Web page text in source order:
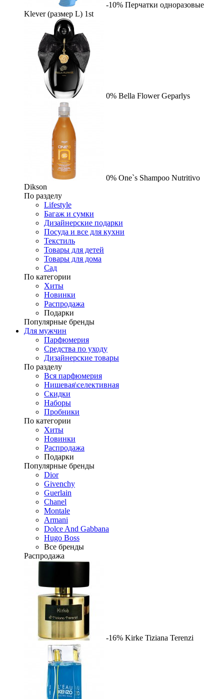
-10% Перчатки одноразовые
Klever (размер L) 1st
0% Bella Flower Geparlys
0% One`s Shampoo Nutritivo
Dikson
По разделу
Lifestyle
Багаж и сумки
Дизайнерские подарки
Посуда и все для кухни
Текстиль
Товары для детей
Товары для дома
Сад
По категории
Хиты
Новинки
Распродажа
Подарки
Популярные бренды
Для мужчин
Парфюмерия
Средства по уходу
Дизайнерские товары
По разделу
Вся парфюмерия
Нишевая\селективная
Скидки
Наборы
Пробники
По категории
Хиты
Новинки
Распродажа
Подарки
Популярные бренды
Dior
Givenchy
Guerlain
Chanel
Montale
Armani
Dolce And Gabbana
Hugo Boss
Все бренды
Распродажа
-16% Kirke Tiziana Terenzi